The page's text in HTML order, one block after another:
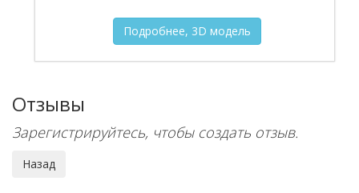
Подробнее, 3D модель
Отзывы
Зарегистрируйтесь, чтобы создать отзыв.